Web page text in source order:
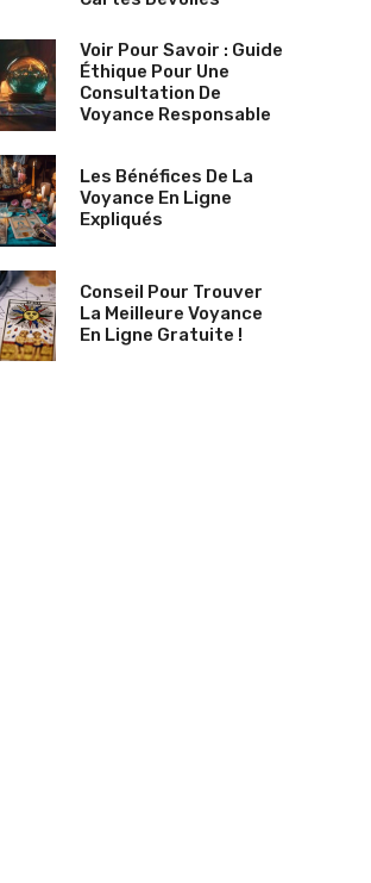
Voir Pour Savoir : Guide
Éthique Pour Une
Consultation De
Voyance Responsable
Les Bénéfices De La
Voyance En Ligne
Expliqués
Conseil Pour Trouver
La Meilleure Voyance
En Ligne Gratuite !